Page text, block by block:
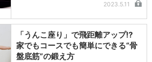
2023.5.11
「うんこ座り」で飛距離アップ!?
家でもコースでも簡単にできる“骨
盤底筋”の鍛え方